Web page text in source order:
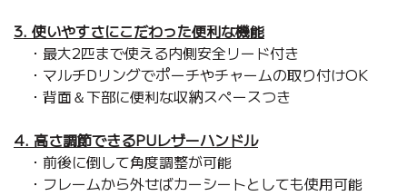
3. 使いやすさにこだわった便利な機能
・最大2匹まで使える内側安全リード付き
・マルチDリングでポーチやチャームの取り付けOK
・背面＆下部に便利な収納スペースつき
4. 高さ調節できるPUレザーハンドル
・前後に倒して角度調整が可能
・フレームから外せばカーシートとしても使用可能